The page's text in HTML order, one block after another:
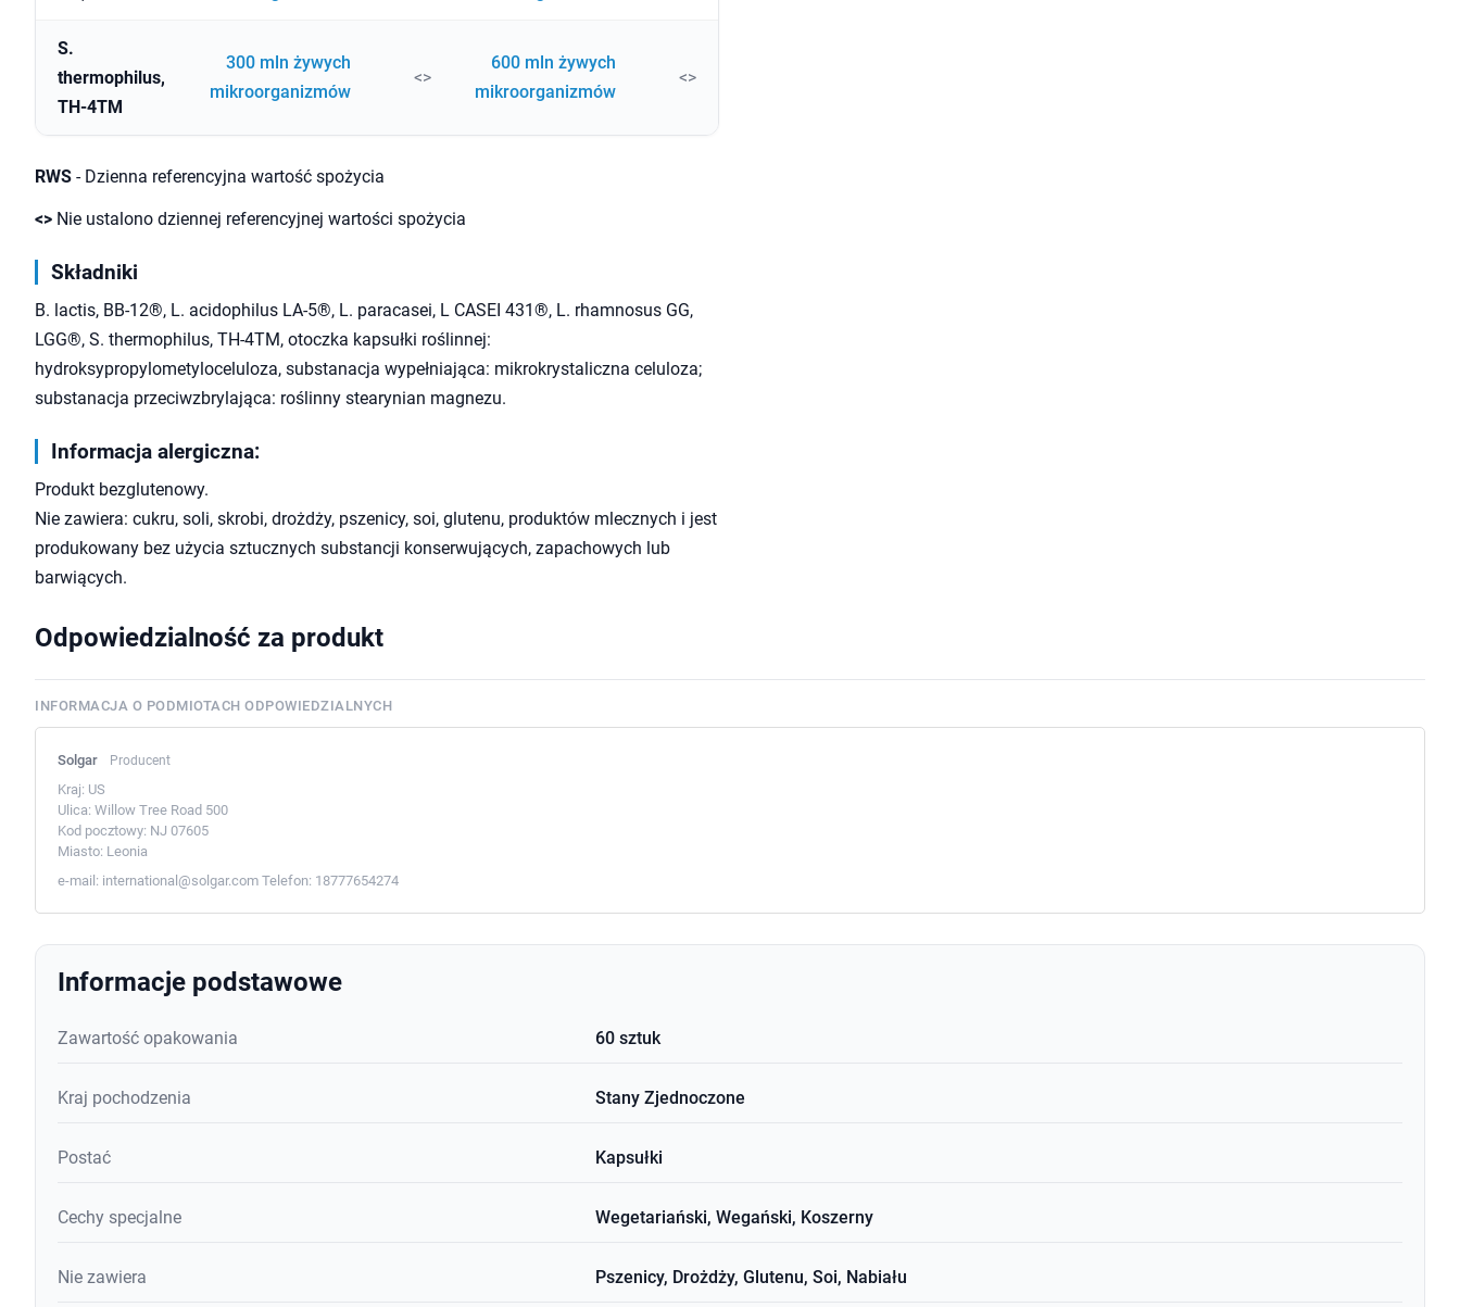
S.
thermophilus,
TH-4TM
300 mln żywych
mikroorganizmów
<>
600 mln żywych
mikroorganizmów
<>
RWS - Dzienna referencyjna wartość spożycia
<> Nie ustalono dziennej referencyjnej wartości spożycia
Składniki
B. lactis, BB-12®, L. acidophilus LA-5®, L. paracasei, L CASEI 431®, L. rhamnosus GG,
LGG®, S. thermophilus, TH-4TM, otoczka kapsułki roślinnej:
hydroksypropylometyloceluloza, substanacja wypełniająca: mikrokrystaliczna celuloza;
substanacja przeciwzbrylająca: roślinny stearynian magnezu.
Informacja alergiczna:
Produkt bezglutenowy.
Nie zawiera: cukru, soli, skrobi, drożdży, pszenicy, soi, glutenu, produktów mlecznych i jest
produkowany bez użycia sztucznych substancji konserwujących, zapacho­wych lub
barwiących.
Odpowiedzialność za produkt
INFORMACJA O PODMIOTACH ODPOWIEDZIALNYCH
Solgar Producent
Kraj: US
Ulica: Willow Tree Road 500
Kod pocztowy: NJ 07605
Miasto: Leonia
e-mail: international@solgar.com Telefon: 18777654274
Informacje podstawowe
Zawartość opakowania 60 sztuk
Kraj pochodzenia Stany Zjednoczone
Postać Kapsułki
Cechy specjalne Wegetariański, Wegański, Koszerny
Nie zawiera Pszenicy, Drożdży, Glutenu, Soi, Nabiału